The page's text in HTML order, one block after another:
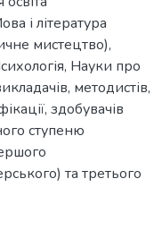
і література
мистецтво),
Науки про
методистів,
здобувачів
ступеню
та третього